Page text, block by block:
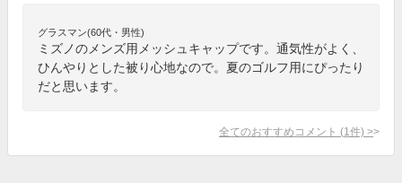
グラスマン(60代・男性)
ミズノのメンズ用メッシュキャップです。通気性がよく、
ひんやりとした被り心地なので。夏のゴルフ用にぴったり
だと思います。
全てのおすすめコメント (1 件) >